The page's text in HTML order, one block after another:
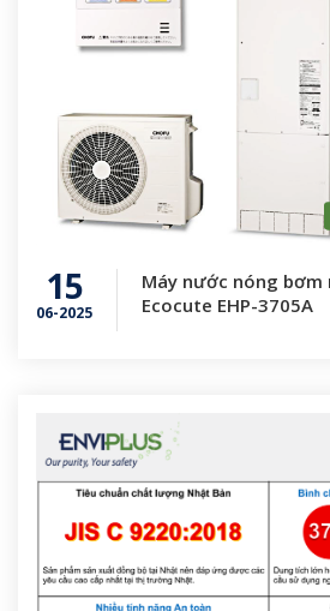
15
06-2025
Máy nước nóng bơm
Ecocute EHP-3705A